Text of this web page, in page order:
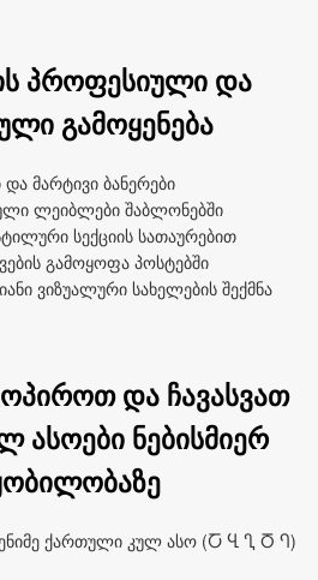
პროფესიული და
გამოყენება
მარტივი ბანერები
ლეიბლები შაბლონებში
სექციის სათაურებით
გამოყოფა პოსტებში
ვიზუალური სახელების შექმნა
და ჩავასვათ
ასოები ნებისმიერ
ქართული კულ ასო (Ⴀ Ⴁ Ⴂ Ⴃ Ⴄ)